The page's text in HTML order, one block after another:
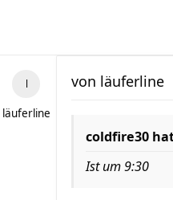
läuferline
von läuferline
coldfire30
Ist um 9:30